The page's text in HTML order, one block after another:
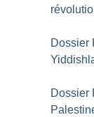
Dossier
Dossier